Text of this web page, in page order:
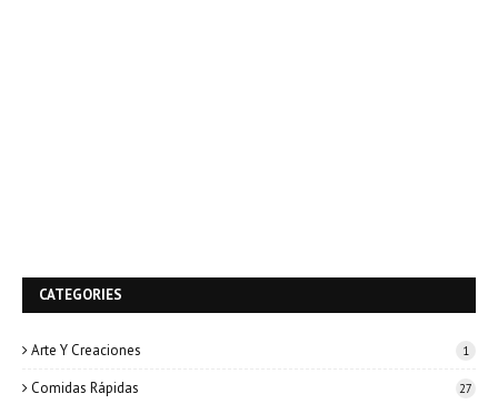
CATEGORIES
Arte Y Creaciones 1
Comidas Rápidas 27